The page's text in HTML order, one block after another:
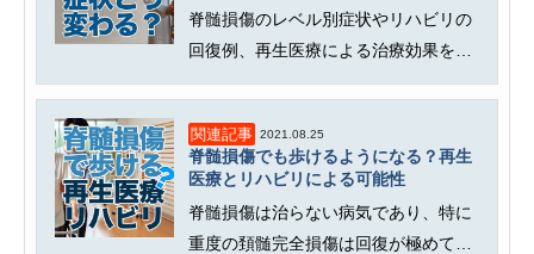
脊髄損傷のレベル別症状やリハビリの
回復例、再生医療による治療効果を詳
しく解説。人の感覚や運動神経を司...
関連記事 2021.08.25
脊髄損傷でも歩けるようになる？再生
医療とリハビリによる可能性
脊髄損傷は治らない病気であり、特に
重度の頚髄完全損傷は回復が極めて困